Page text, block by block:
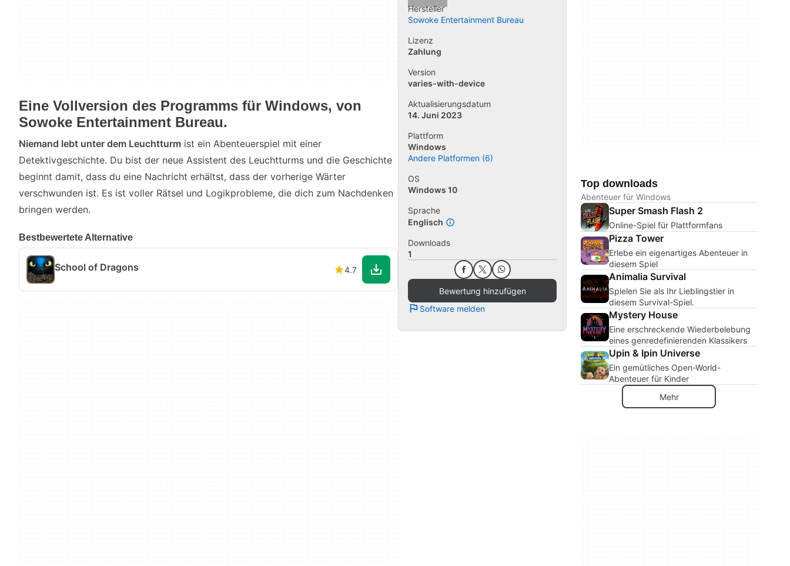
Eine Vollversion des Programms für Windows, von
Sowoke Entertainment Bureau.
Niemand lebt unter dem Leuchtturm ist ein Abenteuerspiel mit einer
Detektivgeschichte. Du bist der neue Assistent des Leuchtturms und die Geschichte
beginnt damit, dass du eine Nachricht erhältst, dass der vorherige Wärter
verschwunden ist. Es ist voller Rätsel und Logikprobleme, die dich zum Nachdenken
bringen werden.
Bestbewertete Alternative
School of Dragons 4.7
Hersteller
Sowoke Entertainment Bureau
Lizenz
Zahlung
Version
varies-with-device
Aktualisierungsdatum
14. Juni 2023
Plattform
Windows
Andere Platformen (6)
OS
Windows 10
Sprache
Englisch
Downloads
1
Bewertung hinzufügen
Software melden
Top downloads
Abenteuer für Windows
Super Smash Flash 2
Online-Spiel für Plattformfans
Pizza Tower
Erlebe ein eigenartiges Abenteuer in
diesem Spiel
Animalia Survival
Spielen Sie als Ihr Lieblingstier in
diesem Survival-Spiel.
Mystery House
Eine erschreckende Wiederbelebung
eines genredefinierenden Klassikers
Upin & Ipin Universe
Ein gemütliches Open-World-
Abenteuer für Kinder
Mehr